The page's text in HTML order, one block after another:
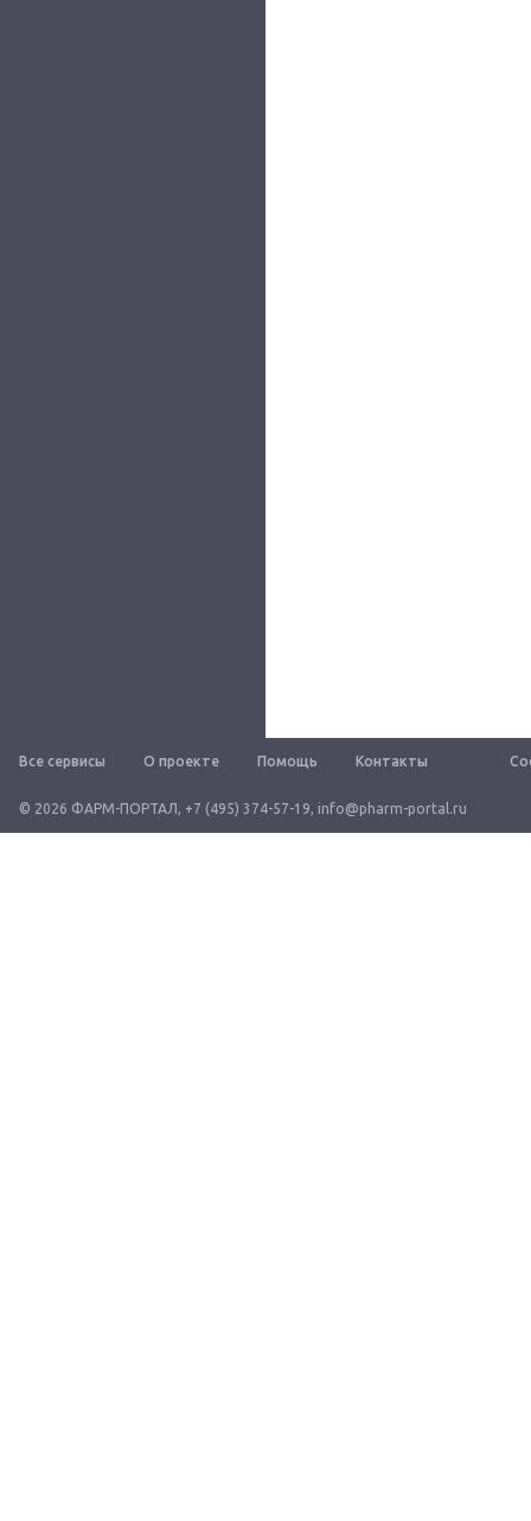
Все сервисы О проекте Помощь Контакты
© 2026 ФАРМ-ПОРТАЛ, +7 (495) 374-57-19, info@pharm-portal.ru